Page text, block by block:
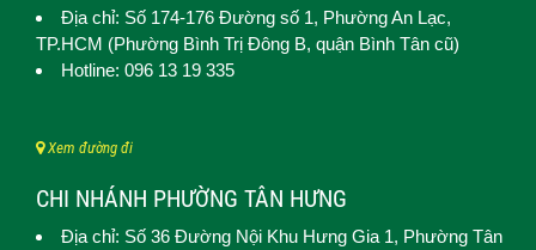
Địa chỉ: Số 174-176 Đường số 1, Phường An Lạc,
TP.HCM (Phường Bình Trị Đông B, quận Bình Tân cũ)
Hotline: 096 13 19 335
Xem đường đi
CHI NHÁNH PHƯỜNG TÂN HƯNG
Địa chỉ: Số 36 Đường Nội Khu Hưng Gia 1, Phường Tân